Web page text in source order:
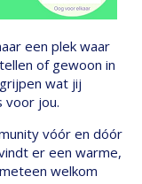
een plek waar
of gewoon in
wat jij
voor jou.
vóór en dóór
er een warme,
welkom